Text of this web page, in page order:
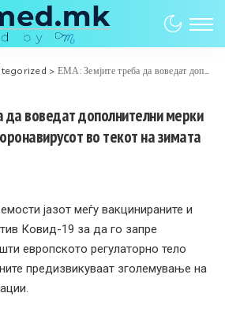
> ЕМА: Земјите треба да воведат дополнителни мерки за забавување на коронавирусот во текот на зимата
воведат дополнителни мерки
во текот на зимата
јазот меѓу вакцинираните и
Ковид-19 за да го запре
европското регулаторно тело
предизвикуваат зголемување на